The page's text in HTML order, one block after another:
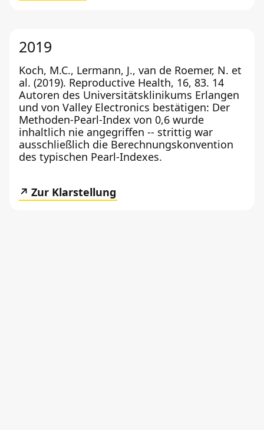
2019
Koch, M.C., Lermann, J., van de Roemer, N. et
al. (2019). Reproductive Health, 16, 83. 14
Autoren des Universitätsklinikums Erlangen
und von Valley Electronics bestätigen: Der
Methoden-Pearl-Index von 0,6 wurde
inhaltlich nie angegriffen -- strittig war
ausschließlich die Berechnungskonvention
des typischen Pearl-Indexes.
Zur Klarstellung